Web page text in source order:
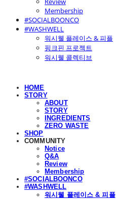
Membership
#SOCIALBOONCO
#WASHWELL
워시웰 플레이스 & 피플
핑크핀 프로젝트
워시웰 콜렉티브
HOME
STORY
ABOUT
STORY
INGREDIENTS
ZERO WASTE
SHOP
COMMUNITY
Notice
Q&A
Review
Membership
#SOCIALBOONCO
#WASHWELL
워시웰 플레이스 & 피플